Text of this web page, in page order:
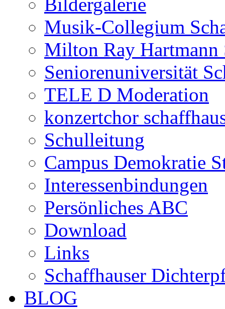
Musik-Collegium
Milton Ray
Seniorenuniversität
TELE D Moderation
konzertchor
Schulleitung
Campus Demokratie
Interessenbindungen
Persönliches ABC
Download
Links
Schaffhauser
BLOG